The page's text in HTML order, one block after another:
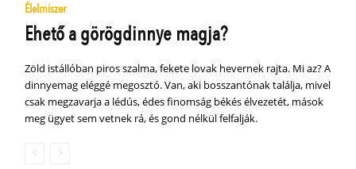
Élelmiszer
Ehető a görögdinnye magja?
Zöld istállóban piros szalma, fekete lovak hevernek rajta. Mi az? A
dinnyemag eléggé megosztó. Van, aki bosszantónak találja, mivel
csak megzavarja a lédús, édes finomság békés élvezetét, mások
meg ügyet sem vetnek rá, és gond nélkül felfalják.